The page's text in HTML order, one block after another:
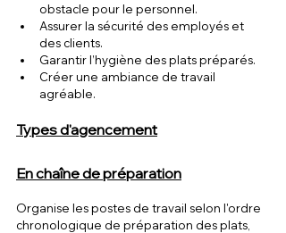
obstacle pour le personnel.
Assurer la sécurité des employés et
des clients.
Garantir l’hygiène des plats préparés.
Créer une ambiance de travail
agréable.
Types d'agencement
En chaîne de préparation
Organise les postes de travail selon l'ordre
chronologique de préparation des plats,